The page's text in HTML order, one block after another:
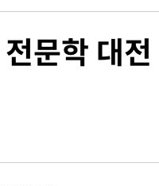
원장에 김태유 서울대 공대 교
수입 27.5%↑…무역총액
원 대표 구속 송치
인은 멕시코산 할라피뇨"-- CDC
문학 대